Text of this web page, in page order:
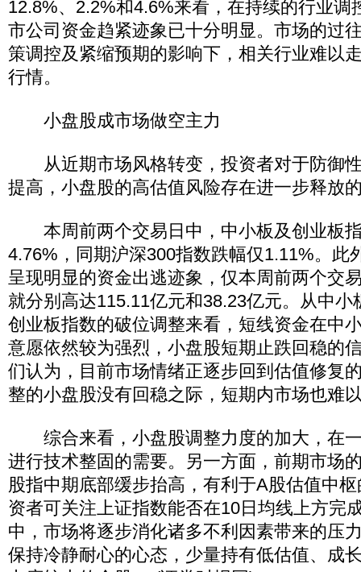
12.8%、2.2%和4.6%来看，在持续的行业调
市公司资金趋紧迹象已十分明显。市场的过
策调控及紧缩预期的影响下，相关行业难以
行情。
小盘股成市场做空主力
从近期市场风格转变，投资者对于防御
提高，小盘股的高估值风险存在进一步释放
本周前两个交易日中，中小板及创业板
4.76%，同期沪深300指数跌幅仅1.11%。此
呈现明显的资金出逃迹象，仅本周前两个交
就分别高达115.11亿元和38.23亿元。从中小
创业板指数的破位调整来看，短线资金在中
意愿依然较为强烈，小盘股短期止跌回稳的
们认为，目前市场情绪正逐步回到估值修复
整的小盘股没有回稳之际，短期内市场也难
综合来看，小盘股调整力度的加大，在
进行技术整固的需要。另一方面，前期市场
股指中期底部缓步抬高，有利于A股估值中
资者可关注上证指数能否在10日均线上方完
中，市场将逐步消化诸多不利因素带来的压
保持冷静耐心的心态，少量持有低估值、成